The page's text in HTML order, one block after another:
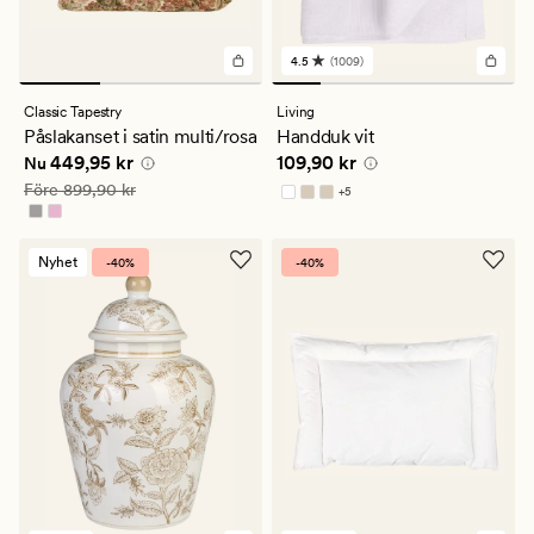
Classic Tapestry
Påslakanset i satin multi/rosa
Nuvarande pris
Nu 449,95 kr
Ordinarie pris 899,90 kr
Före899,90 kr
1009
omdömen
med
ett
genomsnittligt
betyg
på
4.5
4.5 (1009)
Living
Handduk vit
Pris 109,90 kr
109,90 kr
+5
Finns i fler färger
Nyhet -40% -40%